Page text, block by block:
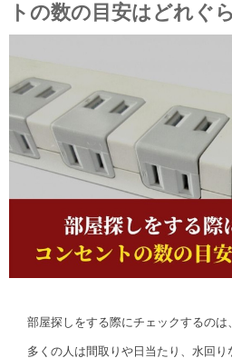
トの数の目安はどれぐ
部屋探しをする際にチェックするのは
多くの人は間取りや日当たり、水回り